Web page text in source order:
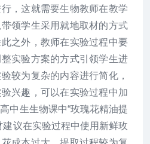
，这就需要生物教师在教学
领学生采用就地取材的方式
之外，教师在实验过程中要
实验方案的方式引领学生进
较为复杂的内容进行简化，
兴趣，可以在实验过程中加
中生生物课中“玫瑰花精油提
建议在实验过程中使用新鲜玫